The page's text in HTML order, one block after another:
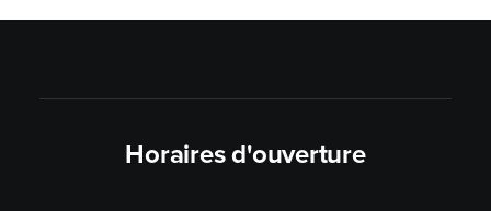
Horaires d'ouverture